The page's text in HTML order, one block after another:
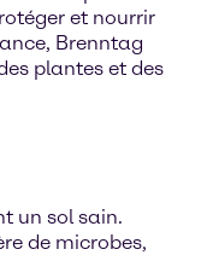
et nourrir
Brenntag
plantes et des
un sol sain.
de microbes,